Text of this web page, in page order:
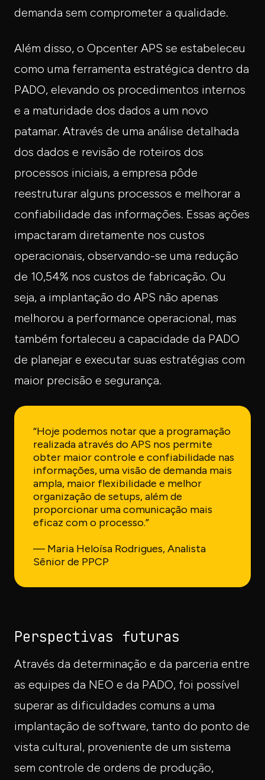
demanda sem comprometer a qualidade.
Além disso, o Opcenter APS se estabeleceu
como uma ferramenta estratégica dentro da
PADO, elevando os procedimentos internos
e a maturidade dos dados a um novo
patamar. Através de uma análise detalhada
dos dados e revisão de roteiros dos
processos iniciais, a empresa pôde
reestruturar alguns processos e melhorar a
confiabilidade das informações. Essas ações
impactaram diretamente nos custos
operacionais, observando-se uma redução
de 10,54% nos custos de fabricação. Ou
seja, a implantação do APS não apenas
melhorou a performance operacional, mas
também fortaleceu a capacidade da PADO
de planejar e executar suas estratégias com
maior precisão e segurança.
“Hoje podemos notar que a programação
realizada através do APS nos permite
obter maior controle e confiabilidade nas
informações, uma visão de demanda mais
ampla, maior flexibilidade e melhor
organização de setups, além de
proporcionar uma comunicação mais
eficaz com o processo.”
— Maria Heloísa Rodrigues, Analista
Sênior de PPCP
Perspectivas futuras
Através da determinação e da parceria entre
as equipes da NEO e da PADO, foi possível
superar as dificuldades comuns a uma
implantação de software, tanto do ponto de
vista cultural, proveniente de um sistema
sem controle de ordens de produção,